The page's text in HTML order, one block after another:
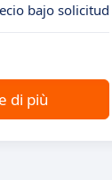
bajo solicitud
di più